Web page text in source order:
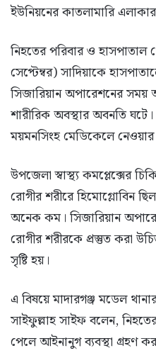
ইউনিয়নের কাতলামারি এলাকার
নিহতের পরিবার ও হাসপাতাল
সেপ্টেম্বর) সাদিয়াকে
সিজারিয়ান অপারেশনের সময়
শারীরিক অবস্থার অবনতি
ময়মনসিংহ মেডিকেলে নেওয়ার
উপজেলা স্বাস্থ্য কমপ্লেক্সের
রোগীর শরীরে হিমোগ্লোবিন
অনেক কম। সিজারিয়ান
রোগীর শরীরকে প্রস্তুত করা
সৃষ্টি হয়।
এ বিষয়ে মাদারগঞ্জ মডেল
সাইফুল্লাহ সাইফ বলেন,
পেলে আইনানুগ ব্যবস্থা গ্রহণ